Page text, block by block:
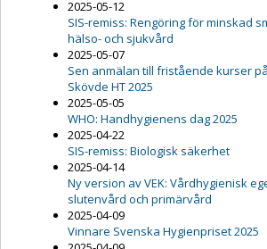
2025-05-12
SIS-remiss: Rengöring för minskad
hälso- och sjukvård
2025-05-07
Sen anmälan till fristående kurser
Skövde HT 2025
2025-05-05
WHO: Handhygienens dag 2025
2025-04-22
SIS-remiss: Biologisk säkerhet
2025-04-14
Ny version av VEK: Vårdhygienisk
slutenvård och primärvård
2025-04-09
Vinnare Svenska Hygienpriset 2025